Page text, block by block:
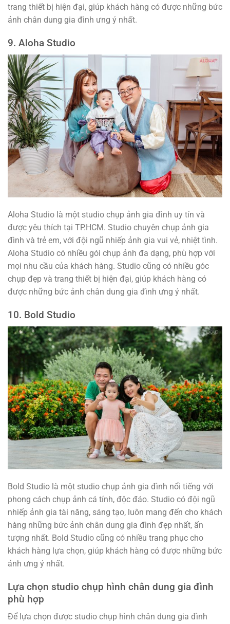
trang thiết bị hiện đại, giúp khách hàng có được những bức
ảnh chân dung gia đình ưng ý nhất.
9. Aloha Studio
Aloha Studio là một studio chụp ảnh gia đình uy tín và
được yêu thích tại TP.HCM. Studio chuyên chụp ảnh gia
đình và trẻ em, với đội ngũ nhiếp ảnh gia vui vẻ, nhiệt tình.
Aloha Studio có nhiều gói chụp ảnh đa dạng, phù hợp với
mọi nhu cầu của khách hàng. Studio cũng có nhiều góc
chụp đẹp và trang thiết bị hiện đại, giúp khách hàng có
được những bức ảnh chân dung gia đình ưng ý nhất.
10. Bold Studio
Bold Studio là một studio chụp ảnh gia đình nổi tiếng với
phong cách chụp ảnh cá tính, độc đáo. Studio có đội ngũ
nhiếp ảnh gia tài năng, sáng tạo, luôn mang đến cho khách
hàng những bức ảnh chân dung gia đình đẹp nhất, ấn
tượng nhất. Bold Studio cũng có nhiều trang phục cho
khách hàng lựa chọn, giúp khách hàng có được những bức
ảnh ưng ý nhất.
Lựa chọn studio chụp hình chân dung gia đình
phù hợp
Để lựa chọn được studio chụp hình chân dung gia đình